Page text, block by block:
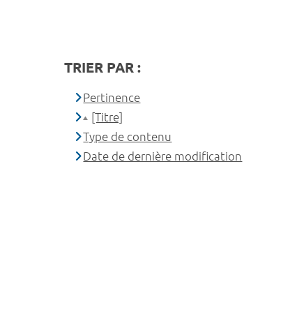
TRIER PAR :
Pertinence
[Titre]
Type de contenu
Date de dernière modification